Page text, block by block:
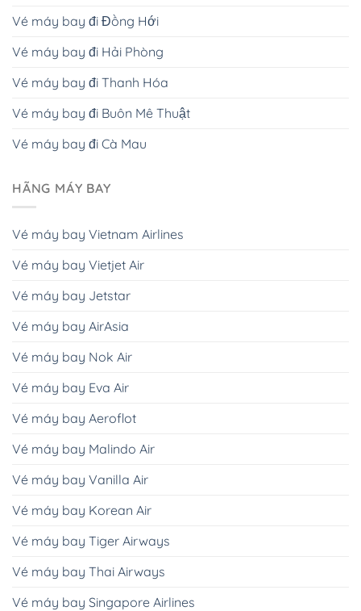
Vé máy bay đi Đồng Hới
Vé máy bay đi Hải Phòng
Vé máy bay đi Thanh Hóa
Vé máy bay đi Buôn Mê Thuật
Vé máy bay đi Cà Mau
HÃNG MÁY BAY
Vé máy bay Vietnam Airlines
Vé máy bay Vietjet Air
Vé máy bay Jetstar
Vé máy bay AirAsia
Vé máy bay Nok Air
Vé máy bay Eva Air
Vé máy bay Aeroflot
Vé máy bay Malindo Air
Vé máy bay Vanilla Air
Vé máy bay Korean Air
Vé máy bay Tiger Airways
Vé máy bay Thai Airways
Vé máy bay Singapore Airlines